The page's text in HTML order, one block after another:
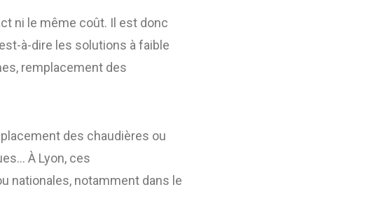
ni le même coût. Il est donc
à-dire les solutions à faible
remplacement des
des chaudières ou
À Lyon, ces
nationales, notamment dans le